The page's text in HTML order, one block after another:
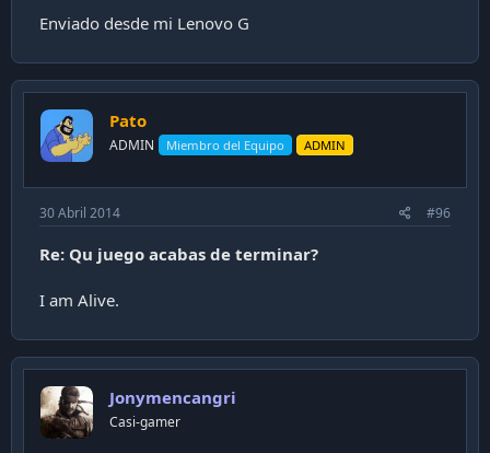
Enviado desde mi Lenovo G
Pato
ADMIN Miembro del Equipo ADMIN
30 Abril 2014 #96
Re: Qu juego acabas de terminar?
I am Alive.
Jonymencangri
Casi-gamer